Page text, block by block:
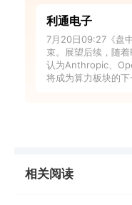
利通电子
7月20日09:27《盘
束。展望后续，随
认为Anthropic、
将成为算力板块的下
相关阅读